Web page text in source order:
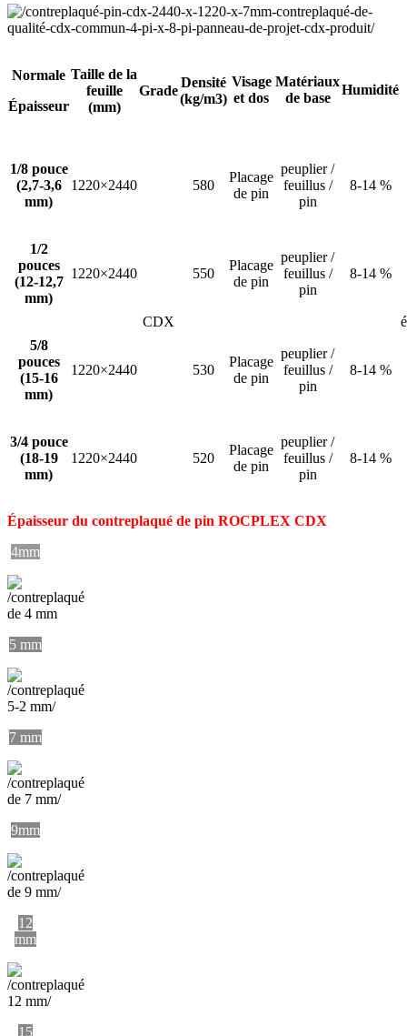
Normale
Épaisseur
Taille de la
feuille
(mm)
Grade
Densité
(kg/m3)
Visage
et dos
Matériaux
de base
Humidité
1/8 pouce
(2,7-3,6
mm)
1220×2440
CDX
580
Placage
de pin
peuplier /
feuillus /
pin
8-14 %
1/2
pouces
(12-12,7
mm)
1220×2440 550
Placage
de pin
peuplier /
feuillus /
pin
8-14 %
5/8
pouces
(15-16
mm)
1220×2440 530
Placage
de pin
peuplier /
feuillus /
pin
8-14 %
3/4 pouce
(18-19
mm)
1220×2440 520
Placage
de pin
peuplier /
feuillus /
pin
8-14 %
Épaisseur du contreplaqué de pin ROCPLEX CDX
4mm
5 mm
7 mm
9mm
12
mm
15